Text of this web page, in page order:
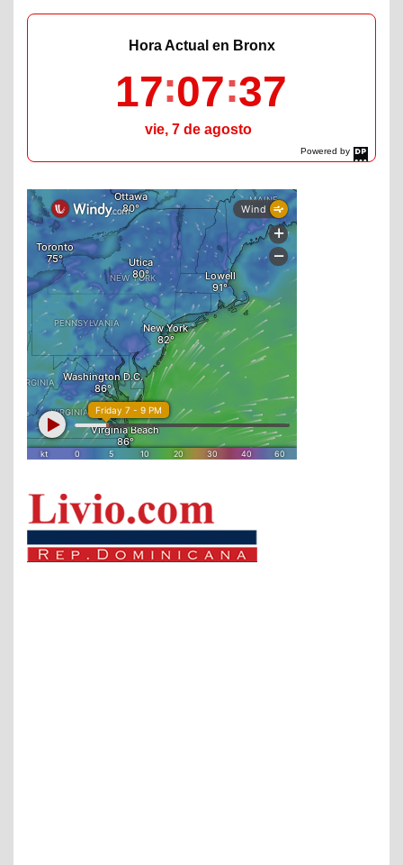
Powered by
DaysPedia.com
Hora Actual en Bronx
17 07 38
vie, 7 de agosto